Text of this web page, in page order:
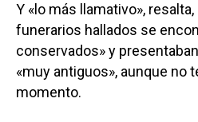
Y «lo más llamativo»,
funerarios hallados se
conservados» y
«muy antiguos», aunque no
momento.